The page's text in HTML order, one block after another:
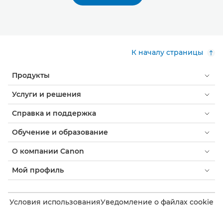
К началу страницы
Продукты
Услуги и решения
Справка и поддержка
Обучение и образование
О компании Canon
Мой профиль
Условия использованияУведомление о файлах cookie